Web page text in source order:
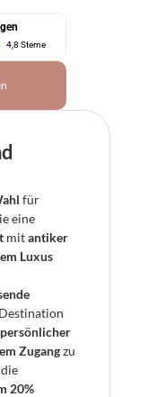
4,8 Sterne
für
mit antiker
Luxus
persönlicher
Zugang zu
20%